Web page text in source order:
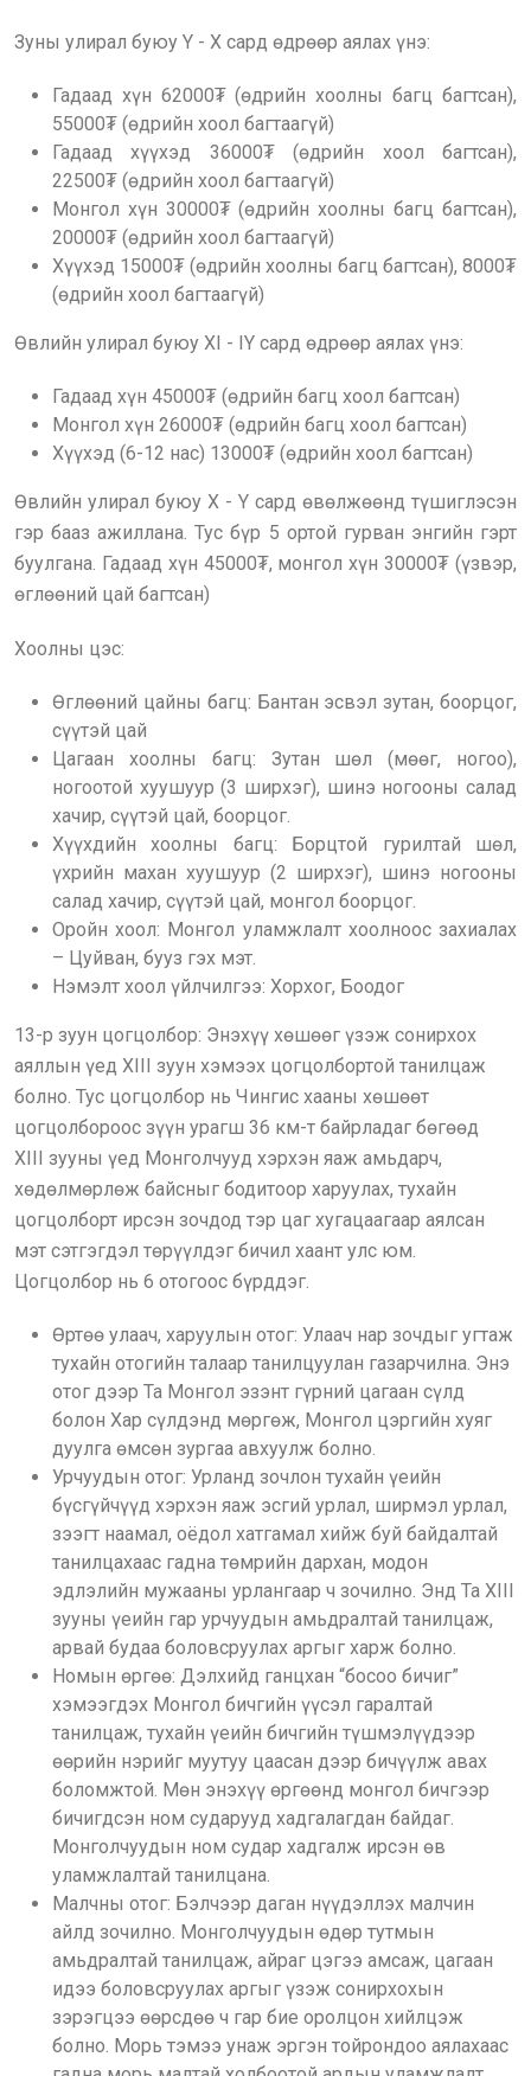
Зуны улирал буюу Y - X сард өдрөөр аялах үнэ:
Гадаад хүн 62000₮ (өдрийн хоолны багц багтсан),
55000₮ (өдрийн хоол багтаагүй)
Гадаад хүүхэд 36000₮ (өдрийн хоол багтсан),
22500₮ (өдрийн хоол багтаагүй)
Монгол хүн 30000₮ (өдрийн хоолны багц багтсан),
20000₮ (өдрийн хоол багтаагүй)
Хүүхэд 15000₮ (өдрийн хоолны багц багтсан), 8000₮
(өдрийн хоол багтаагүй)
Өвлийн улирал буюу XI - IY сард өдрөөр аялах үнэ:
Гадаад хүн 45000₮ (өдрийн багц хоол багтсан)
Монгол хүн 26000₮ (өдрийн багц хоол багтсан)
Хүүхэд (6-12 нас) 13000₮ (өдрийн хоол багтсан)
Өвлийн улирал буюу X - Y сард өвөлжөөнд түшиглэсэн
гэр бааз ажиллана. Тус бүр 5 ортой гурван энгийн гэрт
буулгана. Гадаад хүн 45000₮, монгол хүн 30000₮ (үзвэр,
өглөөний цай багтсан)
Хоолны цэс:
Өглөөний цайны багц: Бантан эсвэл зутан, боорцог,
сүүтэй цай
Цагаан хоолны багц: Зутан шөл (мөөг, ногоо),
ногоотой хуушуур (3 ширхэг), шинэ ногооны салад
хачир, сүүтэй цай, боорцог.
Хүүхдийн хоолны багц: Борцтой гурилтай шөл,
үхрийн махан хуушуур (2 ширхэг), шинэ ногооны
салад хачир, сүүтэй цай, монгол боорцог.
Оройн хоол: Монгол уламжлалт хоолноос захиалах
– Цуйван, бууз гэх мэт.
Нэмэлт хоол үйлчилгээ: Хорхог, Боодог
13-р зуун цогцолбор: Энэхүү хөшөөг үзэж сонирхох
аяллын үед XIII зуун хэмээх цогцолбортой танилцаж
болно. Тус цогцолбор нь Чингис хааны хөшөөт
цогцолбороос зүүн урагш 36 км-т байрладаг бөгөөд
XIII зууны үед Монголчууд хэрхэн яаж амьдарч,
хөдөлмөрлөж байсныг бодитоор харуулах, тухайн
цогцолборт ирсэн зочдод тэр цаг хугацаагаар аялсан
мэт сэтгэгдэл төрүүлдэг бичил хаант улс юм.
Цогцолбор нь 6 отогоос бүрддэг.
Өртөө улаач, харуулын отог: Улаач нар зочдыг угтаж
тухайн отогийн талаар танилцуулан газарчилна. Энэ
отог дээр Та Монгол эзэнт гүрний цагаан сүлд
болон Хар сүлдэнд мөргөж, Монгол цэргийн хуяг
дуулга өмсөн зургаа авхуулж болно.
Урчуудын отог: Урланд зочлон тухайн үеийн
бүсгүйчүүд хэрхэн яаж эсгий урлал, ширмэл урлал,
зээгт наамал, оёдол хатгамал хийж буй байдалтай
танилцахаас гадна төмрийн дархан, модон
эдлэлийн мужааны урлангаар ч зочилно. Энд Та XIII
зууны үеийн гар урчуудын амьдралтай танилцаж,
арвай будаа боловсруулах аргыг харж болно.
Номын өргөө: Дэлхийд ганцхан “босоо бичиг”
хэмээгдэх Монгол бичгийн үүсэл гаралтай
танилцаж, тухайн үеийн бичгийн түшмэлүүдээр
өөрийн нэрийг муутуу цаасан дээр бичүүлж авах
боломжтой. Мөн энэхүү өргөөнд монгол бичгээр
бичигдсэн ном сударууд хадгалагдан байдаг.
Монголчуудын ном судар хадгалж ирсэн өв
уламжлалтай танилцана.
Малчны отог: Бэлчээр даган нүүдэллэх малчин
айлд зочилно. Монголчуудын өдөр тутмын
амьдралтай танилцаж, айраг цэгээ амсаж, цагаан
идээ боловсруулах аргыг үзэж сонирхохын
зэрэгцээ өөрсдөө ч гар бие оролцон хийлцэж
болно. Морь тэмээ унаж эргэн тойрондоо аялахаас